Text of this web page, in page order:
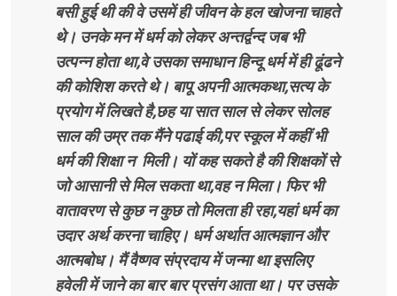
बसी हुई थी की वे उसमें ही जीवन के हल खोजना चाहते
थे। उनके मन में धर्म को लेकर अन्तर्द्वन्द जब भी
उत्पन्न होता था,वे उसका समाधान हिन्दू धर्म में ही ढूंढने
की कोशिश करते थे। बापू अपनी आत्मकथा,सत्य के
प्रयोग में लिखते है,छह या सात साल से लेकर सोलह
साल की उम्र तक मैंने पढाई की,पर स्कूल में कहीं भी
धर्म की शिक्षा न मिली। यों कह सकते है की शिक्षकों से
जो आसानी से मिल सकता था,वह न मिला। फिर भी
वातावरण से कुछ न कुछ तो मिलता ही रहा,यहां धर्म का
उदार अर्थ करना चाहिए। धर्म अर्थात आत्मज्ञान और
आत्मबोध। मैं वैष्णव संप्रदाय में जन्मा था इसलिए
हवेली में जाने का बार बार प्रसंग आता था। पर उसके